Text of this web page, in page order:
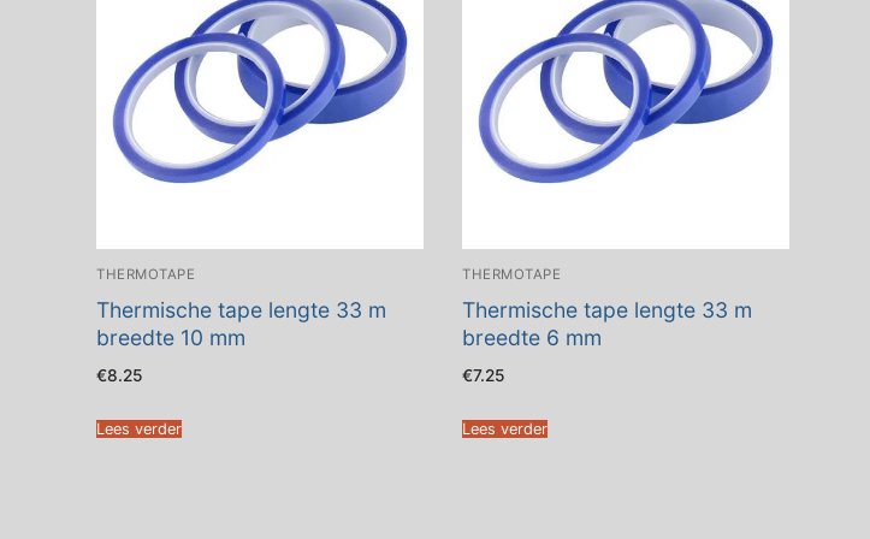
THERMOTAPE
Thermische tape lengte 33 m
breedte 10 mm
€8.25
Lees verder
THERMOTAPE
Thermische tape lengte 33 m
breedte 6 mm
€7.25
Lees verder